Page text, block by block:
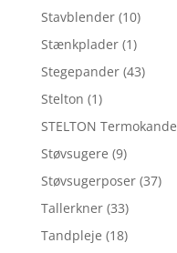
Stavblender (10)
Stænkplader (1)
Stegepander (43)
Stelton (1)
STELTON Termokande
Støvsugere (9)
Støvsugerposer (37)
Tallerkner (33)
Tandpleje (18)